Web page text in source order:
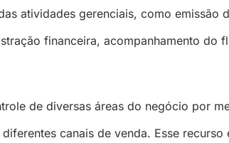
atividades gerenciais, como emissão
financeira, acompanhamento do
de diversas áreas do negócio por
canais de venda. Esse recurso